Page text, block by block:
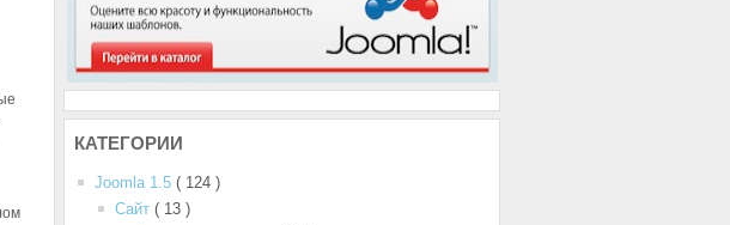
КАТЕГОРИИ
Joomla 1.5 ( 124 )
Сайт ( 13 )